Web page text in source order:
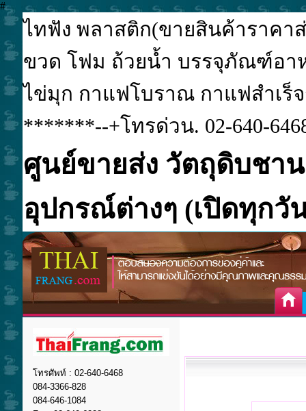
#
ไทฟัง พลาสติก(ขายสินค้าราค
ขวด โฟม ถ้วยน้ำ บรรจุภัณฑ์อา
ไข่มุก กาแฟโบราณ กาแฟสำเร็
*******--+โทรด่วน. 02-640-
ศูนย์ขายส่ง วัตถุดิบชา
อุปกรณ์ต่างๆ (เปิดทุกวั
โทรศัพท์ : 02-640-6468
084-3366-828
084-646-1084